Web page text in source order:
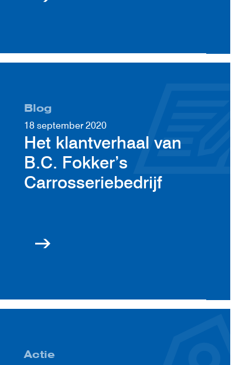
Blog
18 september 2020
Het klantverhaal van
B.C. Fokker’s
Carrosseriebedrijf
Actie